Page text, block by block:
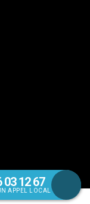
03 12 67
APPEL LOCAL